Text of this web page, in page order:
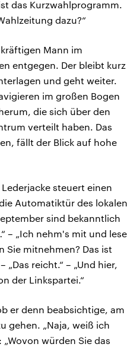
das Kurzwahlprogramm.
dazu?“
Mann im
entgegen. Der bleibt kurz
und geht weiter.
im großen Bogen
die sich über den
verteilt haben. Das
fällt der Blick auf hohe
steuert einen
Automatiktür des lokalen
sind bekanntlich
– „Ich nehm's mit und lese
Sie mitnehmen? Das ist
reicht.“ – „Und hier,
der Linkspartei.“
er denn beabsichtige, am
gehen. „Naja, weiß ich
würden Sie das